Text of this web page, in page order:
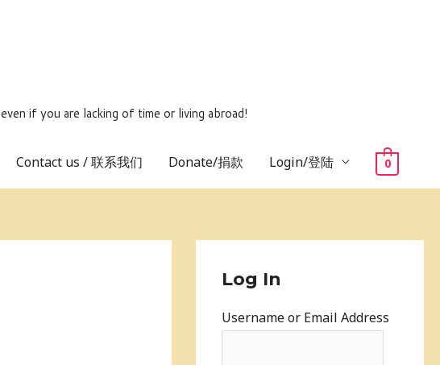
if you are lacking of time or living abroad!
Contact us / 联系我们 Donate/捐款 Login/登陆 0
Log In
Username or Email Address